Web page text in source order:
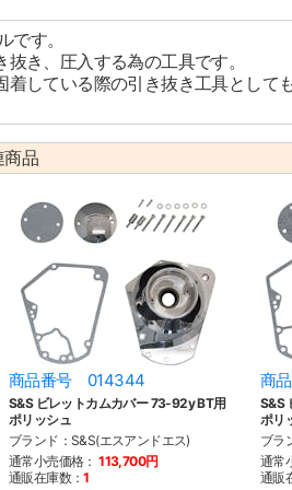
す。
き、圧入する為の工具です。
している際の引き抜き工具として
商品
商品番号 014344
S&S ビレットカムカバー 73-92y BT用
ポリッシュ
ブランド：S&S(エスアンドエス)
通常小売価格： 113,700円
通販在庫数：1
商
S&S
ポリ
ブラ
通常
通販